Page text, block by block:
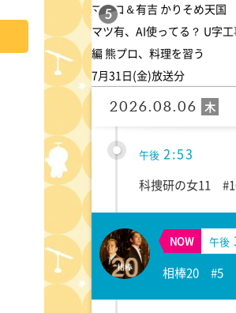
5
マツコ＆有吉 かりそめ天国
マツ有、AI使ってる？ U字
編 熊プロ、料理を習う
7月31日(金)放送分
2026.08.06 木
ANNニュース
午後 1:55
大空港～
午後 2:53
科捜研の女11
NOW 午後
相棒20 #5